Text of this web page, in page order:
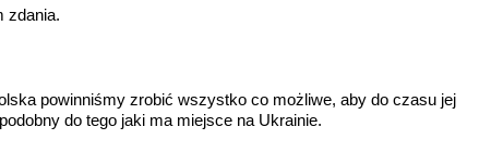
zdania.
powinniśmy zrobić wszystko co możliwe, aby do czasu jej
do tego jaki ma miejsce na Ukrainie.